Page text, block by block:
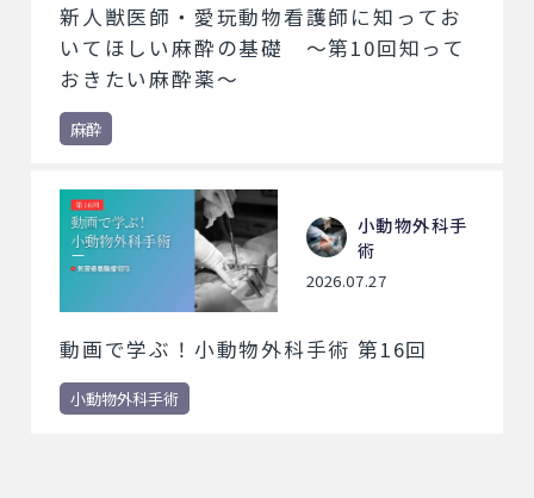
新人獣医師・愛玩動物看護師に知ってお
いてほしい麻酔の基礎 ～第10回知って
おきたい麻酔薬～
麻酔
小動物外科手
術
2026.07.27
動画で学ぶ！小動物外科手術 第16回
小動物外科手術